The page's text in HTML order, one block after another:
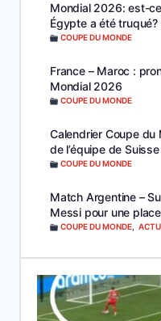
Mondial 2026: est-
Égypte a été truqué?
COUPE DU MONDE
France – Maroc :
Mondial 2026
COUPE DU MONDE
Calendrier Coupe
de l’équipe de Suisse
COUPE DU MONDE
Match Argentine –
Messi pour une
COUPE DU MONDE